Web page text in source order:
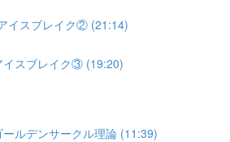
イスブレイク② (21:14)
イスブレイク③ (19:20)
ルデンサークル理論 (11:39)